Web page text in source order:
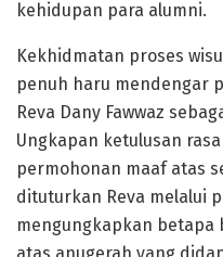
kehidupan para alumni.
Kekhidmatan proses
penuh haru mendengar
Reva Dany Fawwaz
Ungkapan ketulusan
permohonan maaf atas
dituturkan Reva melalui
mengungkapkan betapa